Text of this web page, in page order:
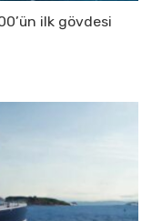
ilk gövdesi